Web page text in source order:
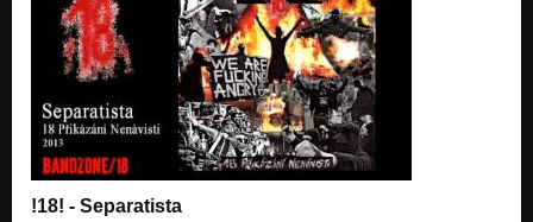
!18! - Separatista